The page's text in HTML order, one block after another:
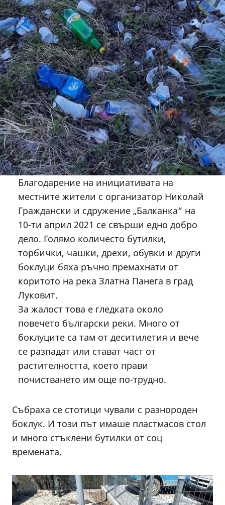
Благодарение на инициативата на
местните жители с организатор Николай
Граждански и сдружение „Балканка“ на
10-ти април 2021 се свърши едно добро
дело. Голямо количесто бутилки,
торбички, чашки, дрехи, обувки и други
боклуци бяха ръчно премахнати от
коритото на река Златна Панега в град
Луковит.
За жалост това е гледката около
повечето български реки. Много от
боклуците са там от деситилетия и вече
се разпадат или стават част от
растителността, което прави
почистването им още по-трудно.
Събраха се стотици чували с разнороден
боклук. И този път имаше пластмасов стол
и много стъклени бутилки от соц
времената.